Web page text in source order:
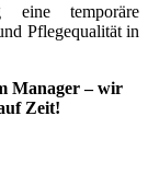
eine temporäre
Pflegequalität in
Manager – wir
Zeit!